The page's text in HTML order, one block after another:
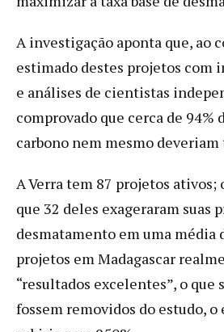
A investigação aponta que, ao
estimado destes projetos com
e análises de cientistas
comprovado que cerca de 94%
carbono nem mesmo deveriam
A Verra tem 87 projetos
que 32 deles exageraram suas
desmatamento em uma média
projetos em Madagascar
“resultados excelentes”, o que
fossem removidos do estudo, o